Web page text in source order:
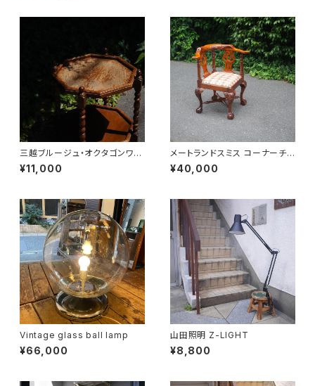
三越ブルージュ・オクタゴンワゴ
ン
¥11,000
メートランドスミス コーナーチェ
ア
¥40,000
Vintage glass ball lamp
¥66,000
山田照明 Z-LIGHT
¥8,800